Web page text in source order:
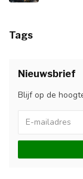
Tags
Nieuwsbrief
Blijf op de